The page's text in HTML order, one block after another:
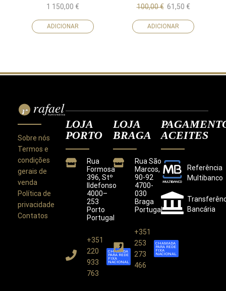
1 150,00 €
ADICIONAR
100,00€ 61,50 €
ADICIONAR
Este site utiliza cookies para melhorar a sua
Ao utilizar este site concorda com a nossaPolítica de
Sobre nós
Termos e
condições
gerais de
venda
Política de
privacidade
Contatos
LOJA
PORTO
Rua
Formosa
396, Stº
Ildefonso
4000–
253
Porto
Portugal
+351
220
933
763
CHAMADA
PARA REDE
FIXA
NACIONAL
LOJA
BRAGA
Rua São
Marcos,
90-92
4700-
030
Braga
Portugal
+351
253
273
466
CHAMADA
PARA REDE
FIXA
NACIONAL
ACEITES
Referência
Multibanco
Bancária